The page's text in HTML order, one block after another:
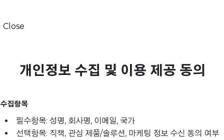
Close
개인정보 수집 및 이용 제공 동의
수집항목
필수항목: 성명, 회사명, 이메일, 국가
선택항목: 직책, 관심 제품/솔루션, 마케팅 정보 수신 동의 여부